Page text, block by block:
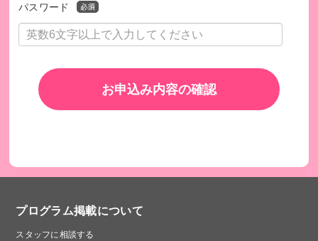
パスワード
お申込み内容の確認
プログラム掲載について
スタッフに相談する